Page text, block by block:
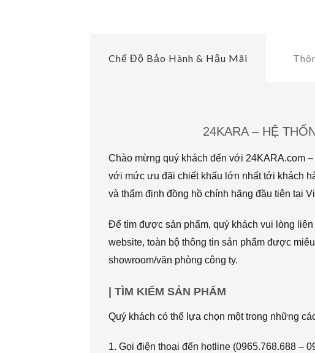
Chế Độ Bảo Hành & Hậu Mãi
24KARA – HỆ
Chào mừng quý khách đến với 24KARA.com
với mức ưu đãi chiết khấu lớn nhất tới khách
và thẩm định đồng hồ chính hãng đầu tiên tại
Để tìm được sản phẩm, quý khách vui lòng
website, toàn bộ thông tin sản phẩm được
showroom/văn phòng công ty.
| TÌM KIẾM SẢN PHẨM
Quý khách có thể lựa chọn một trong những
1. Gọi điện thoại đến hotline (0965.768.688 –